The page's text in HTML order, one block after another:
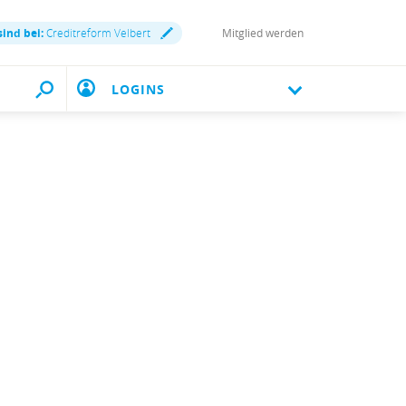
bei:Creditreform Velbert Mitglied werden
LOGINS